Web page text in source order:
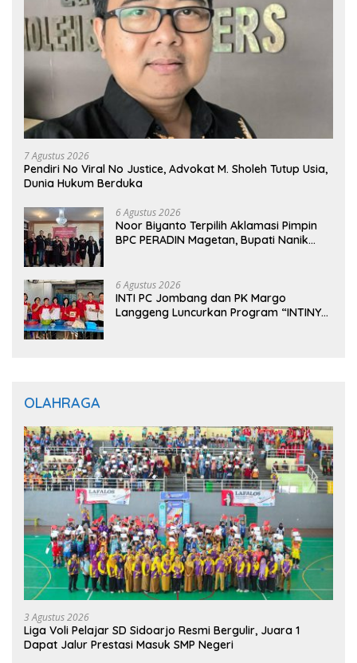
7 Agustus 2026
Pendiri No Viral No Justice, Advokat M. Sholeh Tutup Usia,
Dunia Hukum Berduka
6 Agustus 2026
Noor Biyanto Terpilih Aklamasi Pimpin
BPC PERADIN Magetan, Bupati Nanik
6 Agustus 2026
INTI PC Jombang dan PK Margo
Langgeng Luncurkan Program “INTINYA
OLAHRAGA
3 Agustus 2026
Liga Voli Pelajar SD Sidoarjo Resmi Bergulir, Juara 1
Dapat Jalur Prestasi Masuk SMP Negeri